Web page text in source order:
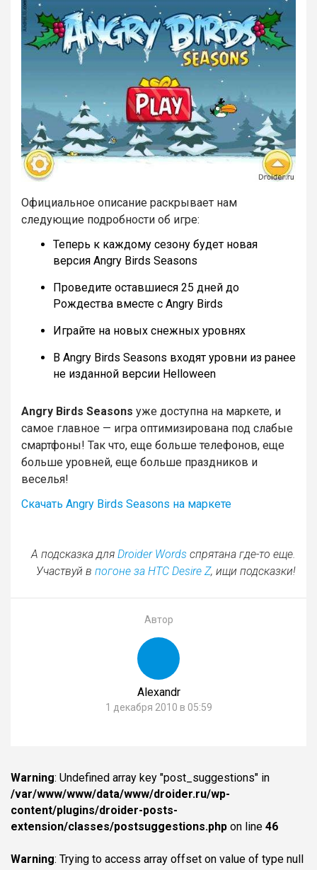
Официальное описание раскрывает нам
следующие подробности об игре:
Теперь к каждому сезону будет новая
версия Angry Birds Seasons
Проведите оставшиеся 25 дней до
Рождества вместе с Angry Birds
Играйте на новых снежных уровнях
В Angry Birds Seasons входят уровни из ранее
не изданной версии Helloween
Angry Birds Seasons уже доступна на маркете, и
самое главное — игра оптимизирована под слабые
смартфоны! Так что, еще больше телефонов, еще
больше уровней, еще больше праздников и
веселья!
Скачать Angry Birds Seasons на маркете
А подсказка для Droider Words спрятана где-то еще.
Участвуй в погоне за HTC Desire Z, ищи подсказки!
Автор
Alexandr
1 декабря 2010 в 05:59
Warning: Undefined array key "post_suggestions" in
/var/www/www/data/www/droider.ru/wp-
content/plugins/droider-posts-
extension/classes/postsuggestions.php on line 46
Warning: Trying to access array offset on value of type null